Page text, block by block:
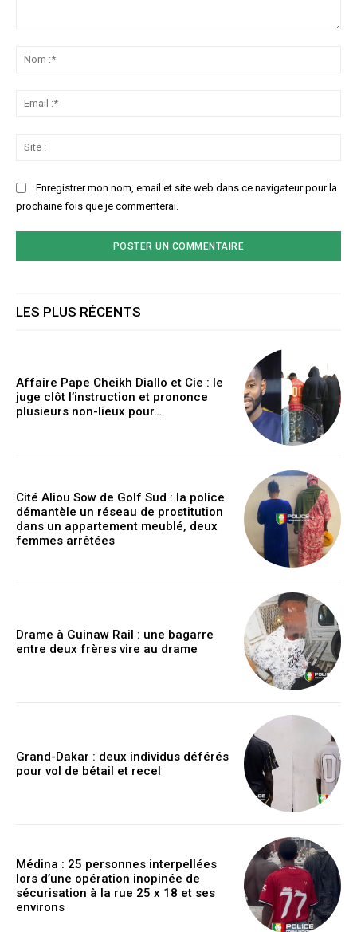
Enregistrer mon nom, email et site web dans ce navigateur pour la
prochaine fois que je commenterai.
LES PLUS RÉCENTS
Affaire Pape Cheikh Diallo et Cie : le
juge clôt l’instruction et prononce
plusieurs non-lieux pour…
Cité Aliou Sow de Golf Sud : la police
démantèle un réseau de prostitution
dans un appartement meublé, deux
femmes arrêtées
Drame à Guinaw Rail : une bagarre
entre deux frères vire au drame
Grand-Dakar : deux individus déférés
pour vol de bétail et recel
Médina : 25 personnes interpellées
lors d’une opération inopinée de
sécurisation à la rue 25 x 18 et ses
environs